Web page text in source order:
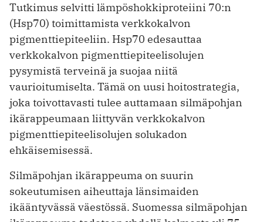
Tutkimus selvitti lämpöshokkiproteiini 70:n
(Hsp70) toimittamista verkkokalvon
pigmenttiepiteeliin. Hsp70 edesauttaa
verkkokalvon pigmenttiepiteelisolujen
pysymistä terveinä ja suojaa niitä
vaurioitumiselta. Tämä on uusi hoitostrategia,
joka toivottavasti tulee auttamaan silmäpohjan
ikärappeumaan liittyvän verkkokalvon
pigmenttiepiteelisolujen solukadon
ehkäisemisessä.
Silmäpohjan ikärappeuma on suurin
sokeutumisen aiheuttaja länsimaiden
ikääntyvässä väestössä. Suomessa silmäpohjan